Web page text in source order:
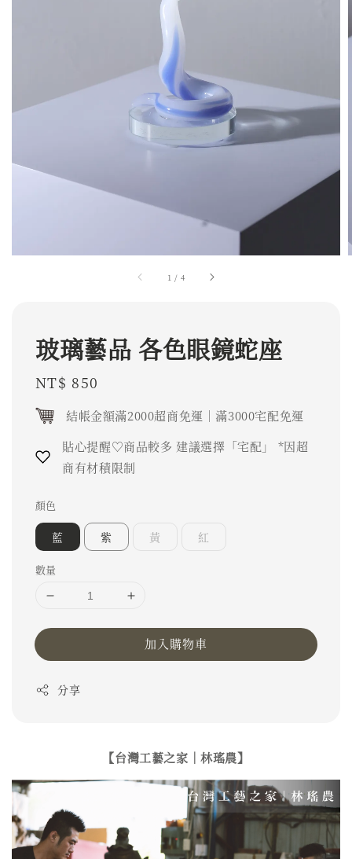
1 / 4
玻璃藝品 各色眼鏡蛇座
Regular
price
NT$ 850
結帳金額滿2000超商免運｜滿3000宅配免運
貼心提醒♡商品較多 建議選擇「宅配」 *因超
商有材積限制
顏色
藍 紫 黃 紅
數量
加入購物車
分享
【台灣工藝之家｜林瑤農】